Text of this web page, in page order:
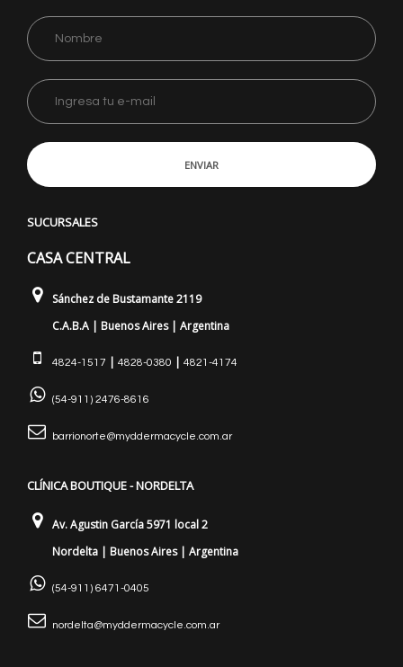
ENVIAR
SUCURSALES
CASA CENTRAL
Sánchez de Bustamante 2119
C.A.B.A | Buenos Aires | Argentina
4824-1517 | 4828-0380 | 4821-4174
(54-911) 2476-8616
barrionorte@myddermacycle.com.ar
CLÍNICA BOUTIQUE - NORDELTA
Av. Agustin García 5971 local 2
Nordelta | Buenos Aires | Argentina
(54-911) 6471-0405
nordelta@myddermacycle.com.ar